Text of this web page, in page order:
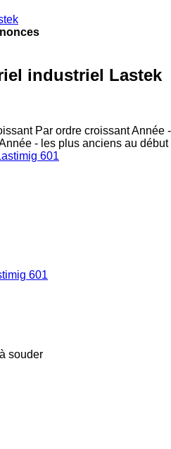
industriel Lastek
Par ordre croissantAnnée -
- les plus anciens au début
601
souder